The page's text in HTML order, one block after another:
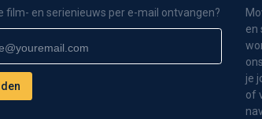
film- en serienieuws per e-mail ontvangen?
en
je
of